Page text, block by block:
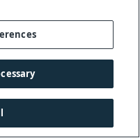
helpen
produceren te
gesloten lineaire encoders
metrologie en